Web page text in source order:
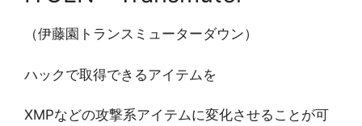
（伊藤園トランスミューターダウン）
ハックで取得できるアイテムを
XMPなどの攻撃系アイテムに変化させることが可